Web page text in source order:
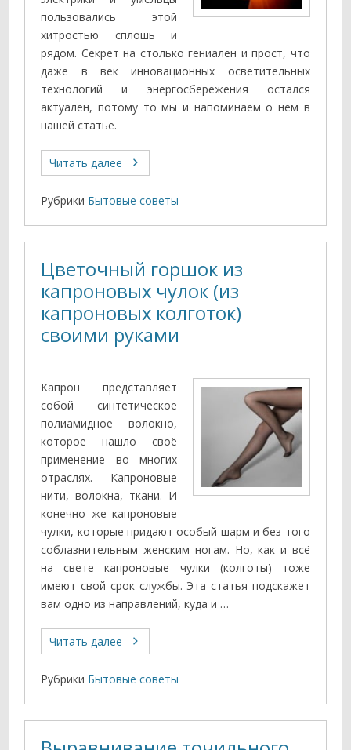
пользовались этой
хитростью сплошь и
рядом. Секрет на столько гениален и прост, что
даже в век инновационных осветительных
технологий и энергосбережения остался
актуален, потому то мы и напоминаем о нём в
нашей статье.
Читать далее
Рубрики Бытовые советы
Цветочный горшок из
капроновых чулок (из
капроновых колготок)
своими руками
Капрон представляет
собой синтетическое
полиамидное волокно,
которое нашло своё
применение во многих
отраслях. Капроновые
нити, волокна, ткани. И
конечно же капроновые
чулки, которые придают особый шарм и без того
соблазнительным женским ногам. Но, как и всё
на свете капроновые чулки (колготы) тоже
имеют свой срок службы. Эта статья подскажет
вам одно из направлений, куда и …
Читать далее
Рубрики Бытовые советы